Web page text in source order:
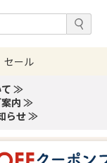
セール
て ≫
案内 ≫
らせ ≫